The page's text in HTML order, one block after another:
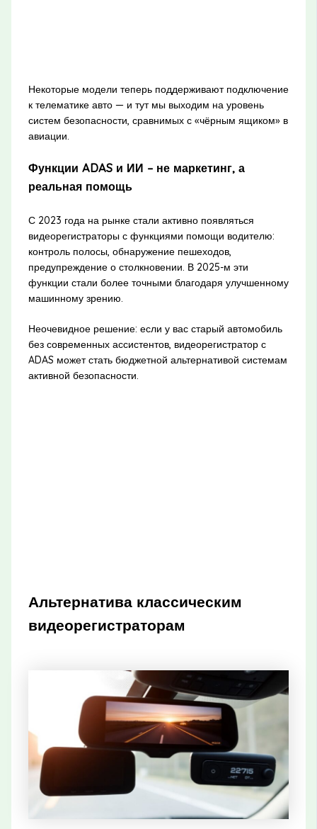
Некоторые модели теперь поддерживают подключение
к телематике авто — и тут мы выходим на уровень
систем безопасности, сравнимых с «чёрным ящиком» в
авиации.
Функции ADAS и ИИ – не маркетинг, а
реальная помощь
С 2023 года на рынке стали активно появляться
видеорегистраторы с функциями помощи водителю:
контроль полосы, обнаружение пешеходов,
предупреждение о столкновении. В 2025-м эти
функции стали более точными благодаря улучшенному
машинному зрению.
Неочевидное решение: если у вас старый автомобиль
без современных ассистентов, видеорегистратор с
ADAS может стать бюджетной альтернативой системам
активной безопасности.
Альтернатива классическим
видеорегистраторам